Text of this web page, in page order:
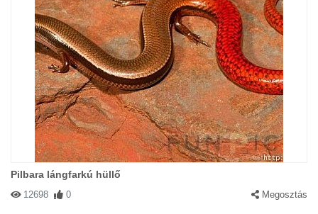
Pilbara lángfarkú hüllő
12698 0 Megosztás